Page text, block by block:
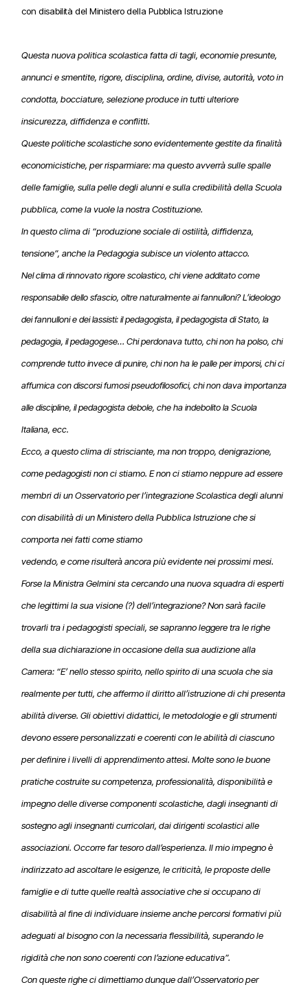
con disabilità del Ministero della Pubblica Istruzione
Questa nuova politica scolastica fatta di tagli, economie presunte,
annunci e smentite, rigore, disciplina, ordine, divise, autorità, voto in
condotta, bocciature, selezione produce in tutti ulteriore
insicurezza, diffidenza e conflitti.
Queste politiche scolastiche sono evidentemente gestite da finalità
economicistiche, per risparmiare: ma questo avverrà sulle spalle
delle famiglie, sulla pelle degli alunni e sulla credibilità della Scuola
pubblica, come la vuole la nostra Costituzione.
In questo clima di “produzione sociale di ostilità, diffidenza,
tensione”, anche la Pedagogia subisce un violento attacco.
Nel clima di rinnovato rigore scolastico, chi viene additato come
responsabile dello sfascio, oltre naturalmente ai fannulloni? L’ideologo
dei fannulloni e dei lassisti: il pedagogista, il pedagogista di Stato, la
pedagogia, il pedagogese… Chi perdonava tutto, chi non ha polso, chi
comprende tutto invece di punire, chi non ha le palle per imporsi, chi ci
affumica con discorsi fumosi pseudofilosofici, chi non dava importanza
alle discipline, il pedagogista debole, che ha indebolito la Scuola
Italiana, ecc.
Ecco, a questo clima di strisciante, ma non troppo, denigrazione,
come pedagogisti non ci stiamo. E non ci stiamo neppure ad essere
membri di un Osservatorio per l’integrazione Scolastica degli alunni
con disabilità di un Ministero della Pubblica Istruzione che si
comporta nei fatti come stiamo
vedendo, e come risulterà ancora più evidente nei prossimi mesi.
Forse la Ministra Gelmini sta cercando una nuova squadra di esperti
che legittimi la sua visione (?) dell’integrazione? Non sarà facile
trovarli tra i pedagogisti speciali, se sapranno leggere tra le righe
della sua dichiarazione in occasione della sua audizione alla
Camera: “E’ nello stesso spirito, nello spirito di una scuola che sia
realmente per tutti, che affermo il diritto all’istruzione di chi presenta
abilità diverse. Gli obiettivi didattici, le metodologie e gli strumenti
devono essere personalizzati e coerenti con le abilità di ciascuno
per definire i livelli di apprendimento attesi. Molte sono le buone
pratiche costruite su competenza, professionalità, disponibilità e
impegno delle diverse componenti scolastiche, dagli insegnanti di
sostegno agli insegnanti curricolari, dai dirigenti scolastici alle
associazioni. Occorre far tesoro dall’esperienza. Il mio impegno è
indirizzato ad ascoltare le esigenze, le criticità, le proposte delle
famiglie e di tutte quelle realtà associative che si occupano di
disabilità al fine di individuare insieme anche percorsi formativi più
adeguati al bisogno con la necessaria flessibilità, superando le
rigidità che non sono coerenti con l’azione educativa”.
Con queste righe ci dimettiamo dunque dall’Osservatorio per